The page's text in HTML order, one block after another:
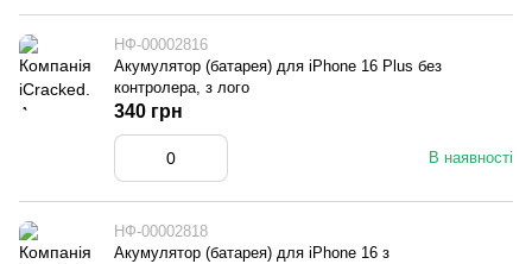
НФ-00002816
Акумулятор (батарея) для iPhone 16 Plus без
контролера, з лого
В наявності
340 грн
НФ-00002818
Акумулятор (батарея) для iPhone 16 з